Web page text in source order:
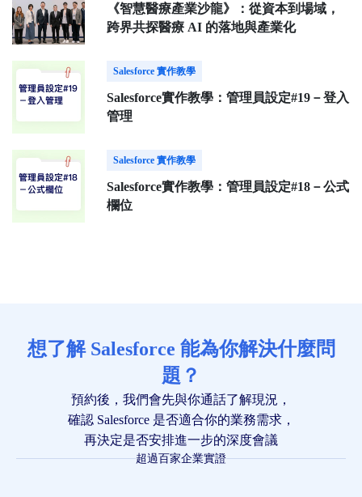
《智慧醫療產業沙龍》：從資本到場域，
跨界共探醫療 AI 的落地與產業化
Salesforce 實作教學
Salesforce實作教學：管理員設定#19－登入
管理
Salesforce 實作教學
Salesforce實作教學：管理員設定#18－公式
欄位
想了解 Salesforce 能為你解決什麼問
題？
預約後，我們會先與你通話了解現況，
確認 Salesforce 是否適合你的業務需求，
再決定是否安排進一步的深度會議
超過百家企業實證